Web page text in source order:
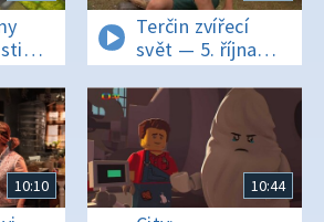
Terčin zvířecí
svět — 5. října
2018
10:10 10:44